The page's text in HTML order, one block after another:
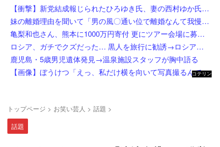
【衝撃】新党結成報じられたひろゆき氏、妻の西村ゆか氏がＸで激怒してしまうw w w w w w w w w
妹の離婚理由を聞いて「男の風〇通い位で離婚なんて我慢足りないｗ私なら自分を反省する」とドヤるコトメ。すかさずコトメ夫が風〇店に入る証拠写真を見せてあげた結果ｗｗｗｗｗｗ
亀梨和也さん、熊本に1000万円寄付 更にツアー会場に募金箱設置
ロシア、ガチでクズだった… 黒人を旅行に勧誘→ロシア語で契約書にサインさせられる→前線で大量戦死
鹿児島・5歳男児遺体発見→温泉施設スタッフが胸中語る
【画像】ぼうけつ「えっ、私だけ横を向いて写真撮るんですか？！」→結果w w w w w w w w
コテリン
トップページ > お笑い芸人 > 話題 >
話題